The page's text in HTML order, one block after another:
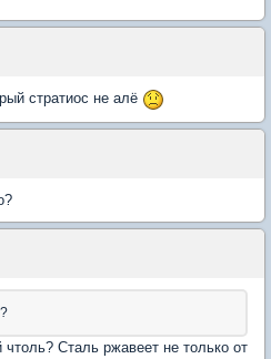
стратиос не алё
Сталь ржавеет не только от